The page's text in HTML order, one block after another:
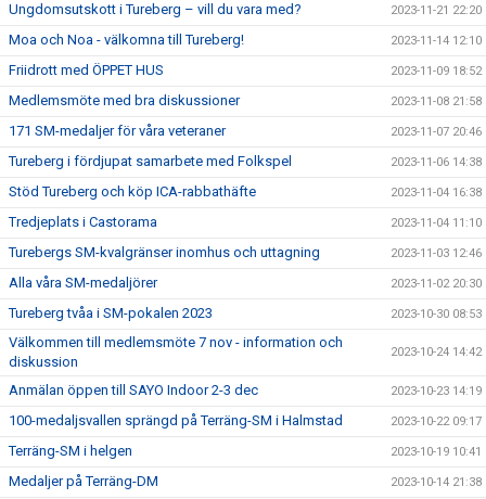
Ungdomsutskott i Tureberg – vill du vara med? 2023-11-21 22:20
Moa och Noa - välkomna till Tureberg! 2023-11-14 12:10
Friidrott med ÖPPET HUS 2023-11-09 18:52
Medlemsmöte med bra diskussioner 2023-11-08 21:58
171 SM-medaljer för våra veteraner 2023-11-07 20:46
Tureberg i fördjupat samarbete med Folkspel 2023-11-06 14:38
Stöd Tureberg och köp ICA-rabbathäfte 2023-11-04 16:38
Tredjeplats i Castorama 2023-11-04 11:10
Turebergs SM-kvalgränser inomhus och uttagning 2023-11-03 12:46
Alla våra SM-medaljörer 2023-11-02 20:30
Tureberg tvåa i SM-pokalen 2023 2023-10-30 08:53
Välkommen till medlemsmöte 7 nov - information och
diskussion
2023-10-24 14:42
Anmälan öppen till SAYO Indoor 2-3 dec 2023-10-23 14:19
100-medaljsvallen sprängd på Terräng-SM i Halmstad 2023-10-22 09:17
Terräng-SM i helgen 2023-10-19 10:41
Medaljer på Terräng-DM 2023-10-14 21:38